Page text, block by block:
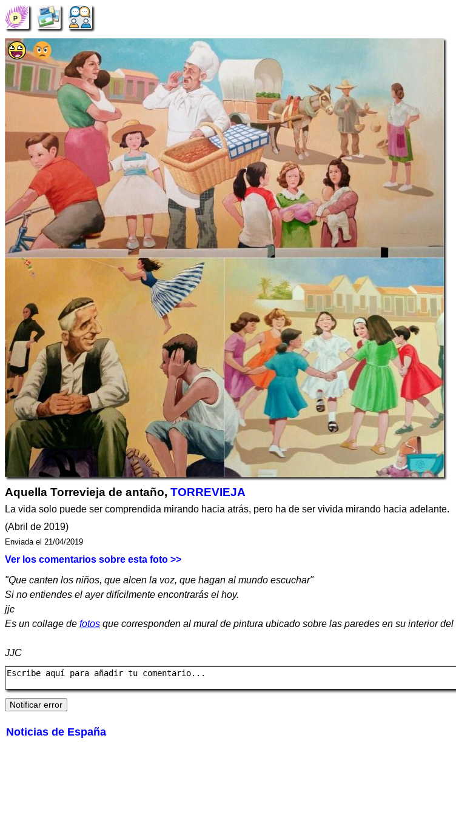
Aquella Torrevieja de antaño, TORREVIEJA
La vida solo puede ser comprendida mirando hacia atrás, pero ha de ser vivida mirando hacia adelante.
(Abril de 2019)
Enviada el 21/04/2019
Ver los comentarios sobre esta foto >>
"Que canten los niños, que alcen la voz, que hagan al mundo escuchar"
Si no entiendes el ayer difícilmente encontrarás el hoy.
jjc
Es un collage de fotos que corresponden al mural de pintura ubicado sobre las paredes en su interior del
JJC
Noticias de España